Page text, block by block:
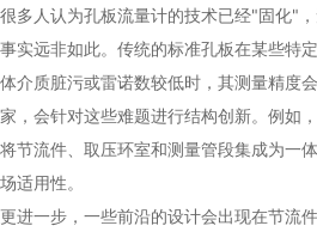
很多人认为孔板流量计的技术已经"固化"
事实远非如此。传统的标准孔板在某些特
体介质脏污或雷诺数较低时，其测量精度
家，会针对这些难题进行结构创新。例如
将节流件、取压环室和测量管段集成为一
场适用性。
更进一步，一些前沿的设计会出现在节流